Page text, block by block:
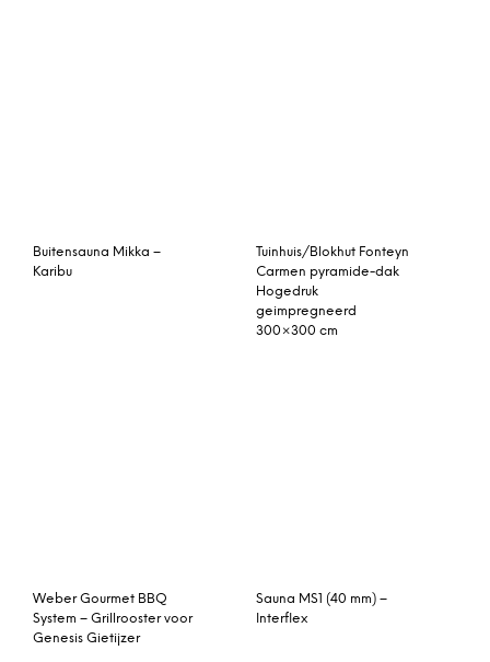
Buitensauna Mikka –
Karibu
Tuinhuis/Blokhut Fonteyn
Carmen pyramide-dak
Hogedruk
geimpregneerd
300×300 cm
Weber Gourmet BBQ
System – Grillrooster voor
Genesis Gietijzer
Sauna MS1 (40 mm) –
Interflex